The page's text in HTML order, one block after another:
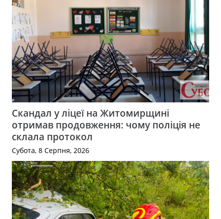
Скандал у ліцеї на Житомирщині
отримав продовження: чому поліція не
склала протокол
Субота, 8 Серпня, 2026